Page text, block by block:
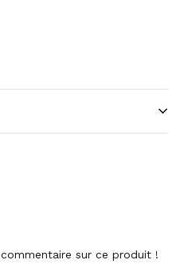
sur ce produit !